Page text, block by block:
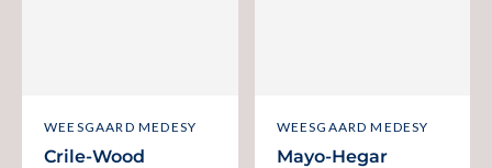
WEESGAARD MEDESY
Crile-Wood
WEESGAARD MEDESY
Mayo-Hegar